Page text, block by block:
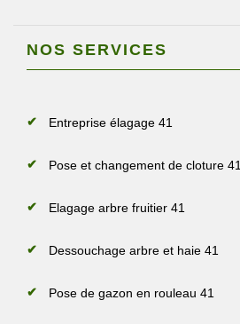
NOS SERVICES
Entreprise élagage 41
Pose et changement de cloture 41
Elagage arbre fruitier 41
Dessouchage arbre et haie 41
Pose de gazon en rouleau 41